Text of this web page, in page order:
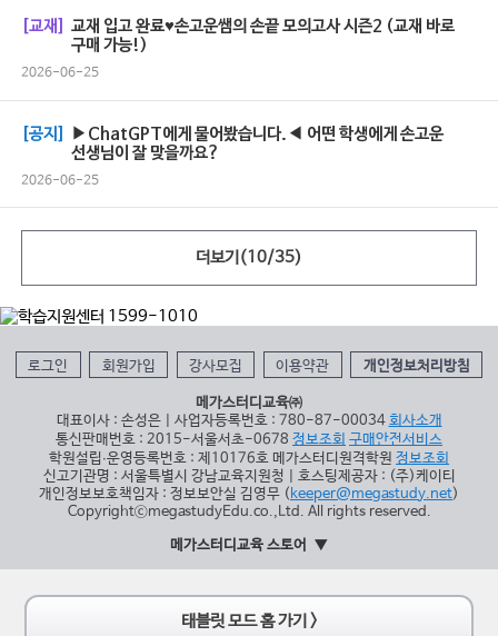
[교재]
교재 입고 완료♥손고운쌤의 손끝 모의고사 시즌2 (교재 바로
구매 가능!)
2026-06-25
[공지]
▶ChatGPT에게 물어봤습니다.◀ 어떤 학생에게 손고운
선생님이 잘 맞을까요?
2026-06-25
더보기(10/35)
로그인 회원가입 강사모집 이용약관 개인정보처리방침
메가스터디교육㈜
대표이사 : 손성은 | 사업자등록번호 : 780-87-00034 회사소개
통신판매번호 : 2015-서울서초-0678 정보조회 구매안전서비스
학원설립∙운영등록번호 : 제10176호 메가스터디원격학원 정보조회
신고기관명 : 서울특별시 강남교육지원청 | 호스팅제공자 : (주)케이티
개인정보보호책임자 : 정보보안실 김영무 (keeper@megastudy.net)
CopyrightⓒmegastudyEdu.co.,Ltd. All rights reserved.
메가스터디교육 스토어
태블릿 모드 홈 가기 >